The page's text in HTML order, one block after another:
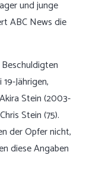
und junge
ABC News die
Jährigen,
Stein (2003-
Stein (75).
der Opfer nicht,
diese Angaben